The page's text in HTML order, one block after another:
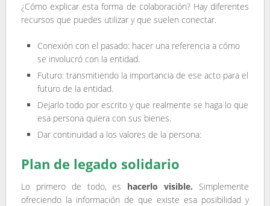
¿Cómo explicar esta forma de colaboración? Hay diferentes
recursos que puedes utilizar y que suelen conectar.
Conexión con el pasado: hacer una referencia a cómo
se involucró con la entidad.
Futuro: transmitiendo la importancia de ese acto para el
futuro de la entidad.
Dejarlo todo por escrito y que realmente se haga lo que
esa persona quiera con sus bienes.
Dar continuidad a los valores de la persona:
Plan de legado solidario
Lo primero de todo, es hacerlo visible.Simplemente
ofreciendo la información de que existe esa posibilidad y